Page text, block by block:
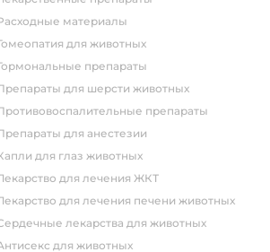
Расходные материалы
Гомеопатия для животных
Гормональные препараты
Препараты для шерсти животных
Противовоспалительные препараты
Препараты для анестезии
Капли для глаз животных
Лекарство для лечения ЖКТ
Лекарство для лечения печени животных
Сердечные лекарства для животных
Антисекс для животных